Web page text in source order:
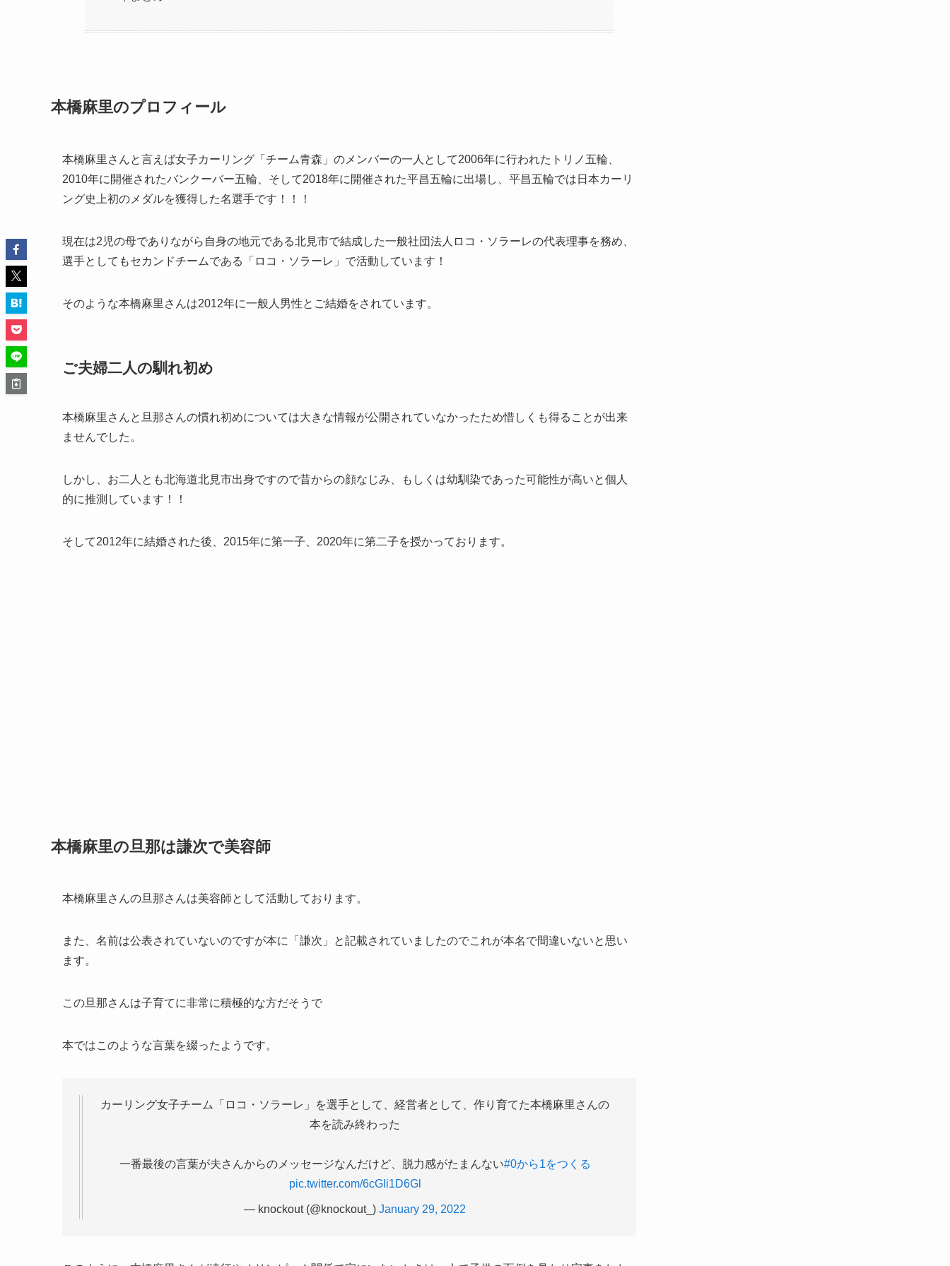
本橋麻里のプロフィール
本橋麻里さんと言えば女子カーリング「チーム青森」のメンバーの一人として2006年に行われたトリノ五輪、
2010年に開催されたバンクーバー五輪、そして2018年に開催された平昌五輪に出場し、平昌五輪では日本カーリ
ング史上初のメダルを獲得した名選手です！！！
現在は2児の母でありながら自身の地元である北見市で結成した一般社団法人ロコ・ソラーレの代表理事を務め、
選手としてもセカンドチームである「ロコ・ソラーレ」で活動しています！
そのような本橋麻里さんは2012年に一般人男性とご結婚をされています。
ご夫婦二人の馴れ初め
本橋麻里さんと旦那さんの慣れ初めについては大きな情報が公開されていなかったため惜しくも得ることが出来
ませんでした。
しかし、お二人とも北海道北見市出身ですので昔からの顔なじみ、もしくは幼馴染であった可能性が高いと個人
的に推測しています！！
そして2012年に結婚された後、2015年に第一子、2020年に第二子を授かっております。
本橋麻里の旦那は謙次で美容師
本橋麻里さんの旦那さんは美容師として活動しております。
また、名前は公表されていないのですが本に「謙次」と記載されていましたのでこれが本名で間違いないと思い
ます。
この旦那さんは子育てに非常に積極的な方だそうで
本ではこのような言葉を綴ったようです。
カーリング女子チーム「ロコ・ソラーレ」を選手として、経営者として、作り育てた本橋麻里さんの
本を読み終わった
一番最後の言葉が夫さんからのメッセージなんだけど、脱力感がたまんない#0から1をつくる
pic.twitter.com/6cGIi1D6Gl
— knockout (@knockout_) January 29, 2022